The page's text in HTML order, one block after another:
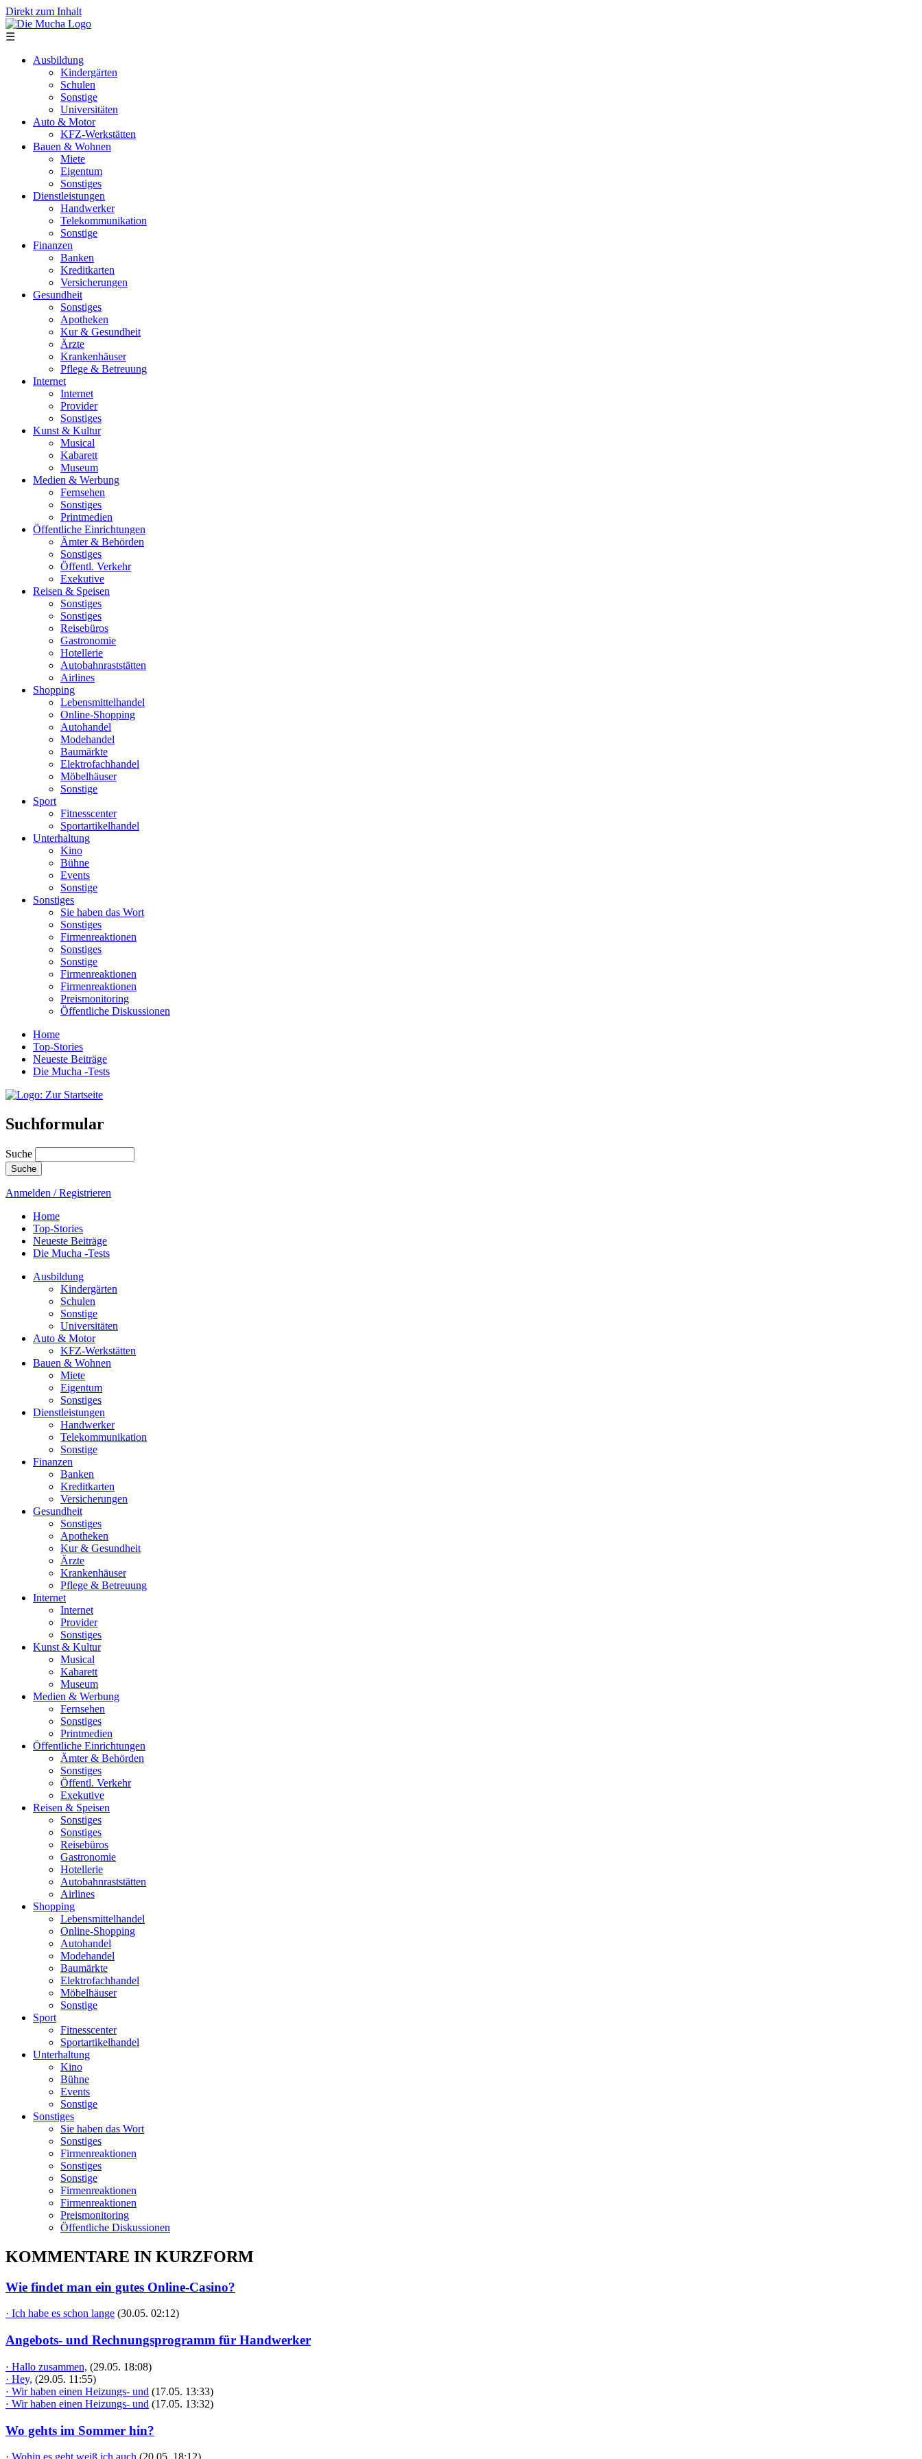
Direkt zum Inhalt
☰
Ausbildung
Kindergärten
Schulen
Sonstige
Universitäten
Auto & Motor
KFZ-Werkstätten
Bauen & Wohnen
Miete
Eigentum
Sonstiges
Dienstleistungen
Handwerker
Telekommunikation
Sonstige
Finanzen
Banken
Kreditkarten
Versicherungen
Gesundheit
Sonstiges
Apotheken
Kur & Gesundheit
Ärzte
Krankenhäuser
Pflege & Betreuung
Internet
Internet
Provider
Sonstiges
Kunst & Kultur
Musical
Kabarett
Museum
Medien & Werbung
Fernsehen
Sonstiges
Printmedien
Öffentliche Einrichtungen
Ämter & Behörden
Sonstiges
Öffentl. Verkehr
Exekutive
Reisen & Speisen
Sonstiges
Sonstiges
Reisebüros
Gastronomie
Hotellerie
Autobahnraststätten
Airlines
Shopping
Lebensmittelhandel
Online-Shopping
Autohandel
Modehandel
Baumärkte
Elektrofachhandel
Möbelhäuser
Sonstige
Sport
Fitnesscenter
Sportartikelhandel
Unterhaltung
Kino
Bühne
Events
Sonstige
Sonstiges
Sie haben das Wort
Sonstiges
Firmenreaktionen
Sonstiges
Sonstige
Firmenreaktionen
Firmenreaktionen
Preismonitoring
Öffentliche Diskussionen
Home
Top-Stories
Neueste Beiträge
Die Mucha -Tests
Suchformular
Suche
Anmelden / Registrieren
Home
Top-Stories
Neueste Beiträge
Die Mucha -Tests
Ausbildung
Kindergärten
Schulen
Sonstige
Universitäten
Auto & Motor
KFZ-Werkstätten
Bauen & Wohnen
Miete
Eigentum
Sonstiges
Dienstleistungen
Handwerker
Telekommunikation
Sonstige
Finanzen
Banken
Kreditkarten
Versicherungen
Gesundheit
Sonstiges
Apotheken
Kur & Gesundheit
Ärzte
Krankenhäuser
Pflege & Betreuung
Internet
Internet
Provider
Sonstiges
Kunst & Kultur
Musical
Kabarett
Museum
Medien & Werbung
Fernsehen
Sonstiges
Printmedien
Öffentliche Einrichtungen
Ämter & Behörden
Sonstiges
Öffentl. Verkehr
Exekutive
Reisen & Speisen
Sonstiges
Sonstiges
Reisebüros
Gastronomie
Hotellerie
Autobahnraststätten
Airlines
Shopping
Lebensmittelhandel
Online-Shopping
Autohandel
Modehandel
Baumärkte
Elektrofachhandel
Möbelhäuser
Sonstige
Sport
Fitnesscenter
Sportartikelhandel
Unterhaltung
Kino
Bühne
Events
Sonstige
Sonstiges
Sie haben das Wort
Sonstiges
Firmenreaktionen
Sonstiges
Sonstige
Firmenreaktionen
Firmenreaktionen
Preismonitoring
Öffentliche Diskussionen
KOMMENTARE IN KURZFORM
Wie findet man ein gutes Online-Casino?
· Ich habe es schon lange (30.05. 02:12)
Angebots- und Rechnungsprogramm für Handwerker
· Hallo zusammen, (29.05. 18:08)
· Hey, (29.05. 11:55)
· Wir haben einen Heizungs- und (17.05. 13:33)
· Wir haben einen Heizungs- und (17.05. 13:32)
Wo gehts im Sommer hin?